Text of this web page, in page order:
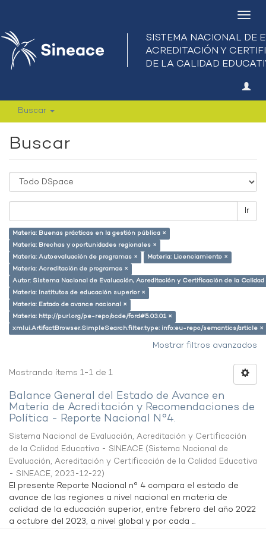
Buscar
Buscar
Ir
Materia: Buenas prácticas en la gestión pública ×
Materia: Brechas y oportunidades regionales ×
Materia: Autoevaluación de programas ×
Materia: Licenciamiento ×
Materia: Acreditación de programas ×
Autor: Sistema Nacional de Evaluación, Acreditación y Certificación de la
Materia: Institutos de educación superior ×
Materia: Estado de avance nacional ×
Materia: http://purl.org/pe-repo/ocde/ford#5.03.01 ×
xmlui.ArtifactBrowser.SimpleSearch.filter.type: info:eu-repo/semantics/article ×
Mostrar filtros avanzados
Mostrando ítems 1-1 de 1
Balance General del Estado de Avance en
Materia de Acreditación y Recomendaciones de
Política - Reporte Nacional N°4.
Sistema Nacional de Evaluación, Acreditación y Certificación
de la Calidad Educativa - SINEACE (Sistema Nacional de
Evaluación, Acreditación y Certificación de la Calidad Educativa
- SINEACE, 2023-12-22)
El presente Reporte Nacional n° 4 compara el estado de
avance de las regiones a nivel nacional en materia de
calidad de la educación superior, entre febrero del año 2022
a octubre del 2023, a nivel global y por cada ...